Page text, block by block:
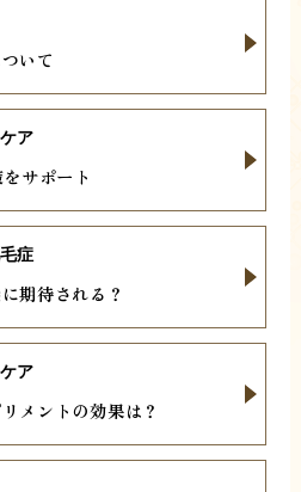
いて
サポート
ア
期待される？
症
メントの効果は？
ア